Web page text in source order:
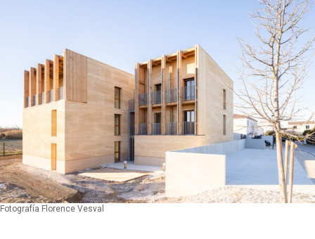
Fotografía Florence Vesval